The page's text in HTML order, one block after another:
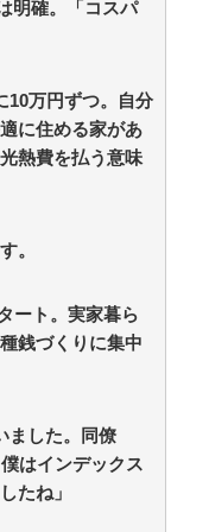
自民党議員9人が
」 英高級紙も驚愕
撃 / anaguro - 総合
いた / 5chまとめ
事情を元教師が指
01:39)
総合) NEW!
家は差別するん
5chまとめMAP(総
おめでと～ｗｗ」
画像見せて喜び、
」と嘲笑…人の病
とめアンテナ
明確。「コスパ
10万円ずつ。自分
に住める家があ
熱費を払う意味
。
ート。実家暮ら
銭づくりに集中
ました。同僚
はインデックス
たね」